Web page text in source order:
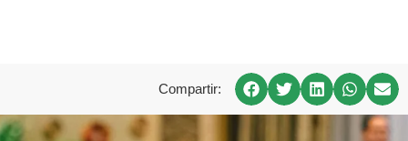
Compartir: